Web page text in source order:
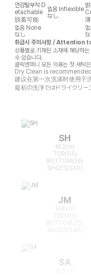
안감탈부착 D
etachable
脱着可能
없음 Inflexible
なし
없음 None
なし
취급시 주의사항 / Attention
상품별로 기재된 소재에 해당하
수 있습니다.
클릭앤퍼니 모든 의류는 첫 세탁
Dry Clean is
建议在第一次洗涤时使用干洗
最初の洗浄ではドライクリー
SH
163cm
TOP(55)
BOTTOM(26)
SHOES(240)
JM
166cm
TOP(55)
BOTTOM(25)
SA